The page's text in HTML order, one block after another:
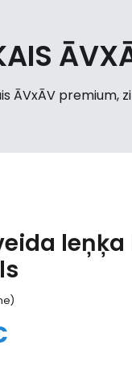
ĀVxĀV premium,